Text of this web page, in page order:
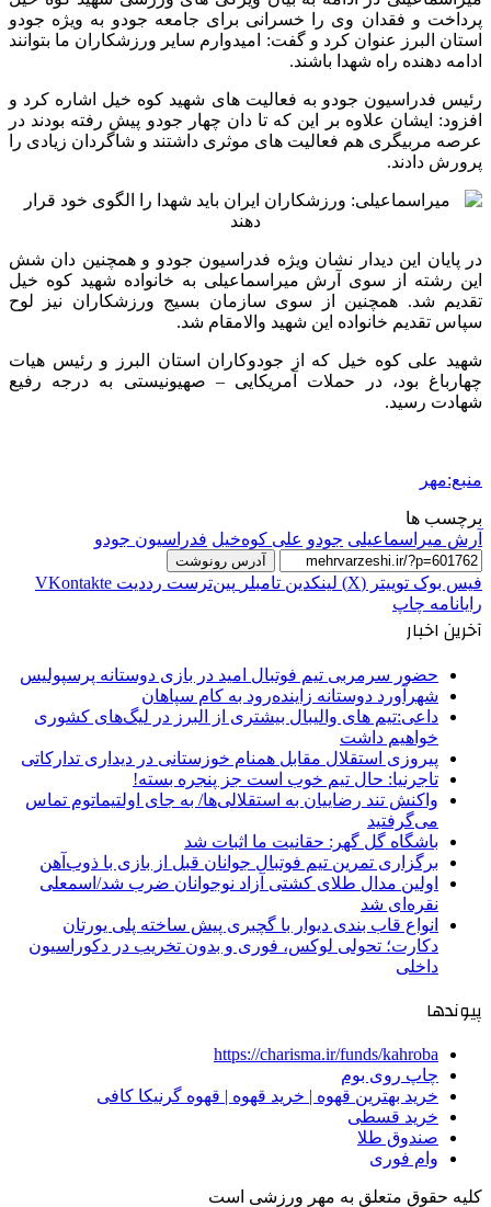
پرداخت و فقدان وی را خسرانی برای جامعه جودو به ویژه جودو
استان البرز عنوان کرد و گفت: امیدوارم سایر ورزشکاران ما بتوانند
ادامه دهنده راه شهدا باشند.
رئیس فدراسیون جودو به فعالیت های شهید کوه خیل اشاره کرد و
افزود: ایشان علاوه بر این که تا دان چهار جودو پیش رفته بودند در
عرصه مربیگری هم فعالیت های موثری داشتند و شاگردان زیادی را
پرورش دادند.
در پایان این دیدار نشان ویژه فدراسیون جودو و همچنین دان شش
این رشته از سوی آرش میراسماعیلی به خانواده شهید کوه خیل
تقدیم شد. همچنین از سوی سازمان بسیج ورزشکاران نیز لوح
سپاس تقدیم خانواده این شهید والامقام شد.
شهید علی کوه خیل که از جودوکاران استان البرز و رئیس هیات
چهارباغ بود، در حملات آمریکایی – صهیونیستی به درجه رفیع
شهادت رسید.
منبع:مهر
برچسب ها
آرش میراسماعیلی جودو علی کوه‌خیل فدراسیون جودو
آدرس رونوشت
فیس بوک توییتر (X) لینکدین ‫تامبلر ‫پین‌ترست ‫رددیت ‫VKontakte
رایانامه چاپ
آخرین اخبار
حضور سرمربی تیم فوتبال امید در بازی دوستانه پرسپولیس
شهرآورد دوستانه زاینده‌رود به کام سپاهان
داعی:تیم های والیبال بیشتری از البرز در لیگ‌های کشوری
خواهیم داشت
پیروزی استقلال مقابل همنام خوزستانی در دیداری تدارکاتی
تاجرنیا: حال تیم خوب است جز پنجره بسته!
واکنش تند رضاییان به استقلالی‌ها/ به جای اولتیماتوم تماس
می‌گرفتید
باشگاه گل گهر: حقانیت ما اثبات شد
برگزاری تمرین تیم فوتبال جوانان قبل از بازی با ذوب‌آهن
اولین مدال طلای کشتی آزاد نوجوانان ضرب شد/اسمعلی
نقره‌ای شد
انواع قاب بندی دیوار با گچبری پیش ساخته پلی یورتان
دکارت؛ تحولی لوکس، فوری و بدون تخریب در دکوراسیون
داخلی
پیوندها
https://charisma.ir/funds/kahroba
چاپ روی بوم
خرید بهترین قهوه | خرید قهوه | قهوه گرنیکا کافی
خرید قسطی
صندوق طلا
وام فوری
کلیه حقوق متعلق به مهر ورزشی است